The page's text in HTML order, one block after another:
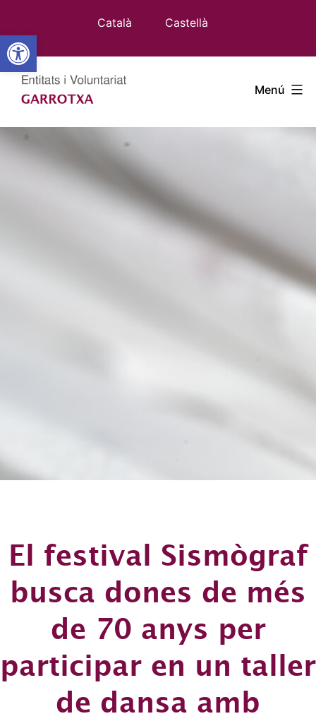
Obre la barra d'eines
al
contingut
Català Castellà
Menú
El festival Sismògraf
busca dones de més
de 70 anys per
participar en un taller
de dansa amb